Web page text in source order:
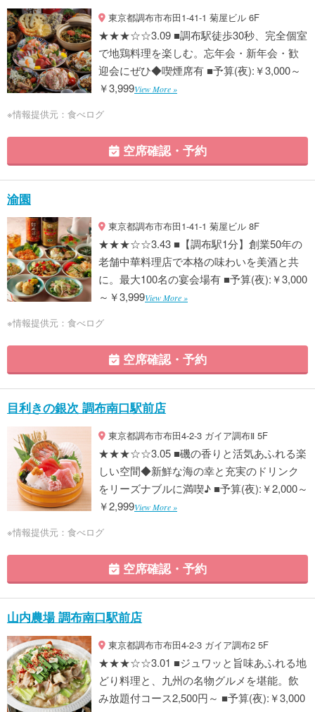
東京都調布市布田1-41-1 菊屋ビル 6F
★★★☆☆3.09 ■調布駅徒歩30秒、完全個室
で地鶏料理を楽しむ。忘年会・新年会・歓
迎会にぜひ◆喫煙席有 ■予算(夜):￥3,000～
￥3,999View More »
※情報提供元：食べログ
空席確認・予約
渝園
東京都調布市布田1-41-1 菊屋ビル 8F
★★★☆☆3.43 ■【調布駅1分】創業50年の
老舗中華料理店で本格の味わいを美酒と共
に。最大100名の宴会場有 ■予算(夜):￥3,000
～￥3,999View More »
※情報提供元：食べログ
空席確認・予約
目利きの銀次 調布南口駅前店
東京都調布市布田4-2-3 ガイア調布Ⅱ 5F
★★★☆☆3.05 ■磯の香りと活気あふれる楽
しい空間◆新鮮な海の幸と充実のドリンク
をリーズナブルに満喫♪ ■予算(夜):￥2,000～
￥2,999View More »
※情報提供元：食べログ
空席確認・予約
山内農場 調布南口駅前店
東京都調布市布田4-2-3 ガイア調布2 5F
★★★☆☆3.01 ■ジュワッと旨味あふれる地
どり料理と、九州の名物グルメを堪能。飲
み放題付コース2,500円～ ■予算(夜):￥3,000